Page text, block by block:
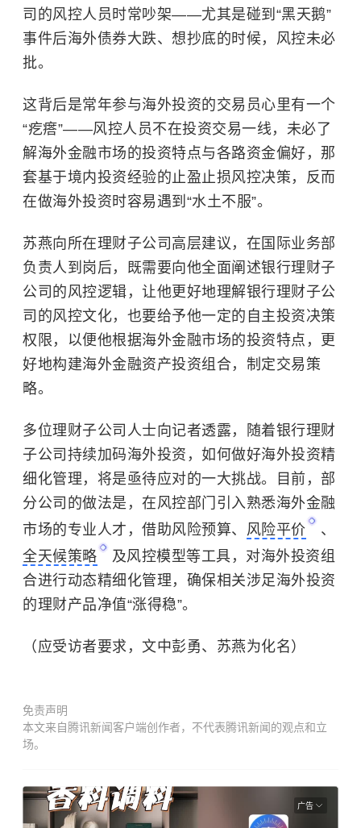
司的风控人员时常吵架——尤其是碰到“黑天鹅”
事件后海外债券大跌、想抄底的时候，风控未必
批。
这背后是常年参与海外投资的交易员心里有一个
“疙瘩”——风控人员不在投资交易一线，未必了
解海外金融市场的投资特点与各路资金偏好，那
套基于境内投资经验的止盈止损风控决策，反而
在做海外投资时容易遇到“水土不服”。
苏燕向所在理财子公司高层建议，在国际业务部
负责人到岗后，既需要向他全面阐述银行理财子
公司的风控逻辑，让他更好地理解银行理财子公
司的风控文化，也要给予他一定的自主投资决策
权限，以便他根据海外金融市场的投资特点，更
好地构建海外金融资产投资组合，制定交易策
略。
多位理财子公司人士向记者透露，随着银行理财
子公司持续加码海外投资，如何做好海外投资精
细化管理，将是亟待应对的一大挑战。目前，部
分公司的做法是，在风控部门引入熟悉海外金融
市场的专业人才，借助风险预算、 风险平价
、
全天候策略
及风控模型等工具，对海外投资组
合进行动态精细化管理，确保相关涉足海外投资
的理财产品净值“涨得稳”。
（应受访者要求，文中彭勇、苏燕为化名）
免责声明
本文来自腾讯新闻客户端创作者，不代表腾讯新闻的观点和立
场。
广告